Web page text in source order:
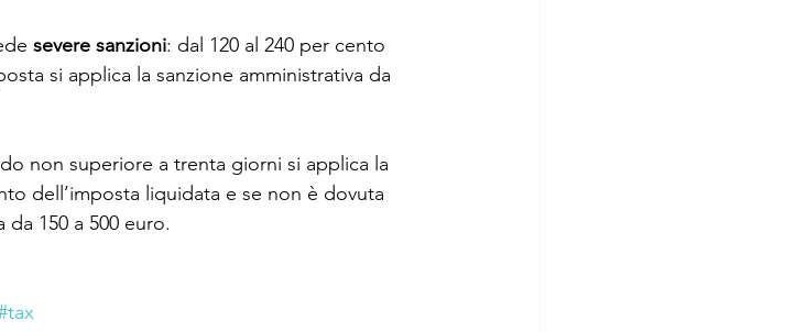
severe sanzioni: dal 120 al 240 per cento
si applica la sanzione amministrativa da
non superiore a trenta giorni si applica la
dell’imposta liquidata e se non è dovuta
150 a 500 euro.